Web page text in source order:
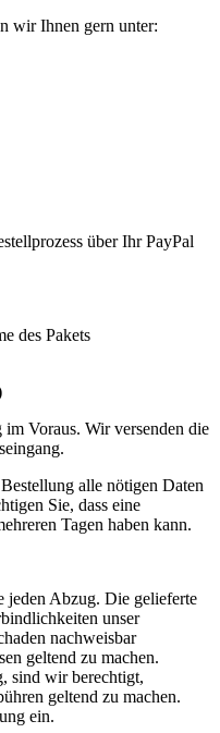
wir Ihnen gern unter:
über Ihr PayPal
des Pakets
im Voraus. Wir versenden die
alle nötigen Daten
Sie, dass eine
Tagen haben kann.
jeden Abzug. Die gelieferte
unser
nachweisbar
geltend zu machen.
sind wir berechtigt,
geltend zu machen.
ein.